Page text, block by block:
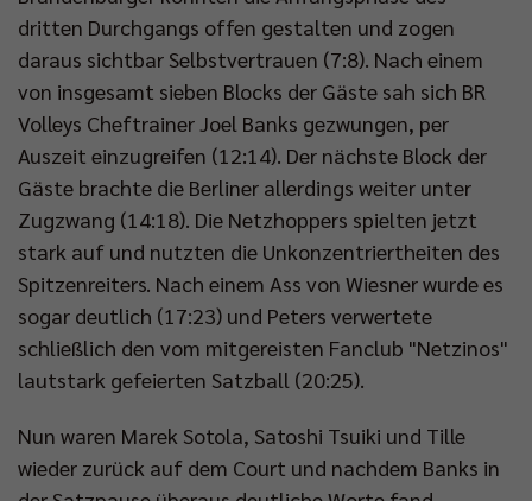
dritten Durchgangs offen gestalten und zogen
daraus sichtbar Selbstvertrauen (7:8). Nach einem
von insgesamt sieben Blocks der Gäste sah sich BR
Volleys Cheftrainer Joel Banks gezwungen, per
Auszeit einzugreifen (12:14). Der nächste Block der
Gäste brachte die Berliner allerdings weiter unter
Zugzwang (14:18). Die Netzhoppers spielten jetzt
stark auf und nutzten die Unkonzentriertheiten des
Spitzenreiters. Nach einem Ass von Wiesner wurde es
sogar deutlich (17:23) und Peters verwertete
schließlich den vom mitgereisten Fanclub "Netzinos"
lautstark gefeierten Satzball (20:25).
Nun waren Marek Sotola, Satoshi Tsuiki und Tille
wieder zurück auf dem Court und nachdem Banks in